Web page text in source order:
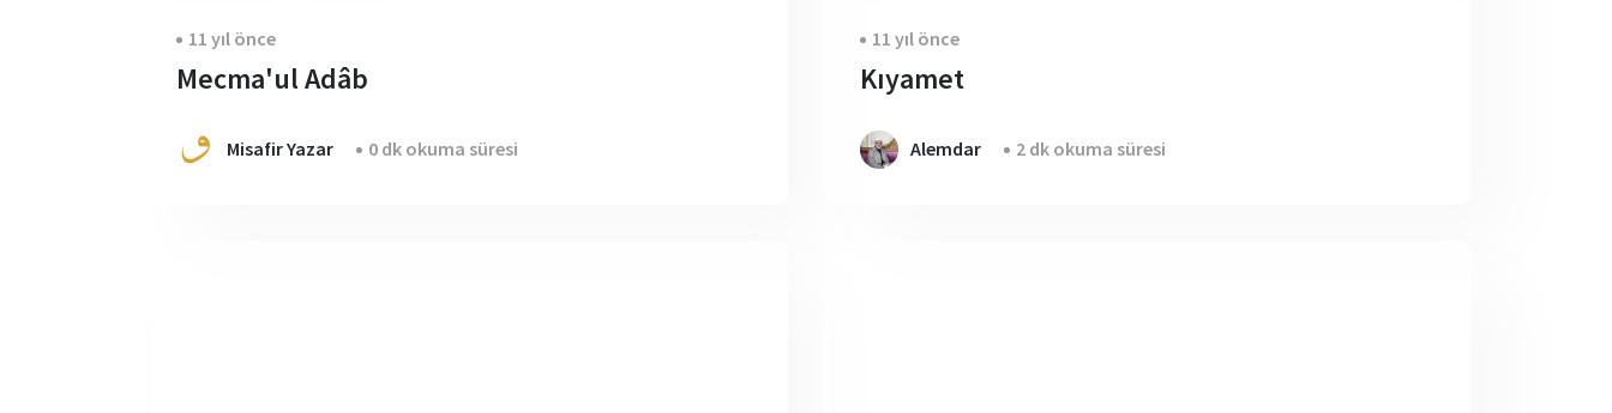
11 yıl önce
Mecma'ul Adâb
Misafir Yazar 0 dk okuma süresi
11 yıl önce
Kıyamet
Alemdar 2 dk okuma süresi